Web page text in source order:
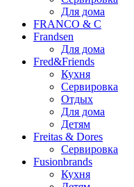
Для дома
FRANCO & C
Frandsen
Для дома
Fred&Friends
Кухня
Сервировка
Отдых
Для дома
Детям
Freitas & Dores
Сервировка
Fusionbrands
Кухня